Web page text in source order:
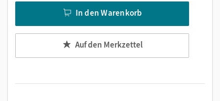
In den Warenkorb
Auf den Merkzettel